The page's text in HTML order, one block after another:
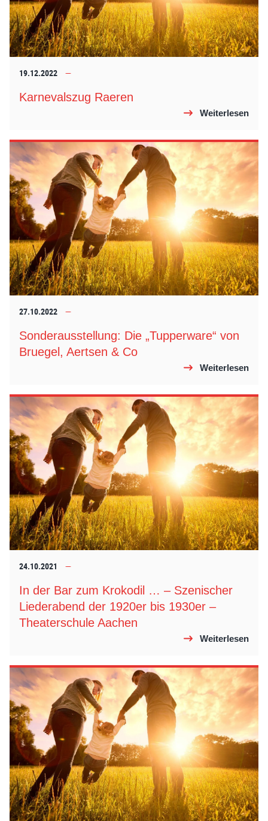
19.12.2022
Karnevalszug Raeren
Weiterlesen
27.10.2022
Sonderausstellung: Die „Tupperware“ von
Bruegel, Aertsen & Co
Weiterlesen
24.10.2021
In der Bar zum Krokodil … – Szenischer
Liederabend der 1920er bis 1930er –
Theaterschule Aachen
Weiterlesen